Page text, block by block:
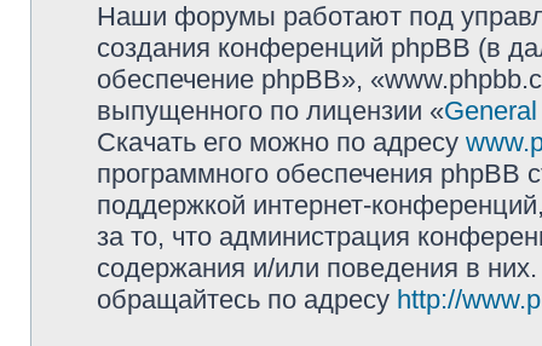
Наши форумы работают под
создания конференций phpBB (в
обеспечение phpBB»,
выпущенного по лицензии «
Скачать его можно по адресу
программного обеспечения phpBB
поддержкой интернет-
за то, что администрация
содержания и/или поведения в
обращайтесь по адресу http://